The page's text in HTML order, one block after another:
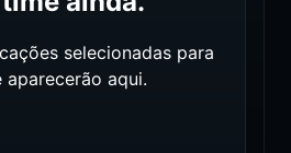
selecionadas para
aparecerão aqui.